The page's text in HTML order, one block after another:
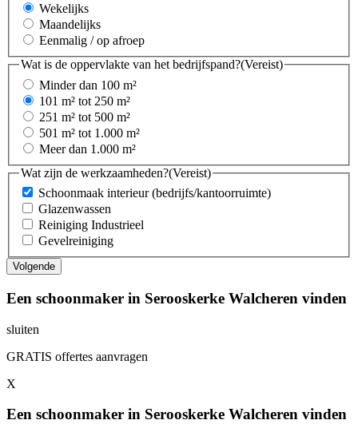
Wekelijks
Maandelijks
Eenmalig / op afroep
Wat is de oppervlakte van het bedrijfspand?(Vereist)
Minder dan 100 m²
101 m² tot 250 m²
251 m² tot 500 m²
501 m² tot 1.000 m²
Meer dan 1.000 m²
Wat zijn de werkzaamheden?(Vereist)
Schoonmaak interieur (bedrijfs/kantoorruimte)
Glazenwassen
Reiniging Industrieel
Gevelreiniging
Een schoonmaker in Serooskerke Walcheren vinden
sluiten
GRATIS offertes aanvragen
X
Een schoonmaker in Serooskerke Walcheren vinden